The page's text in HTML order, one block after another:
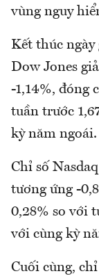
vùng nguy
Kết thúc ngày
Dow Jones
-1,14%, đóng
tuần trước
kỳ năm ngoái.
Chỉ số
tương ứng -
0,28% so với
với cùng kỳ
Cuối cùng,